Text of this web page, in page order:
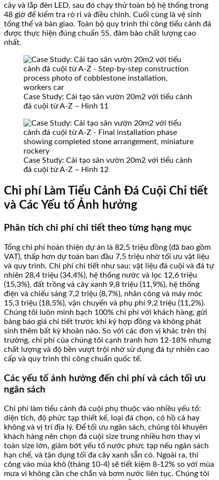
cây và lắp đèn LED, sau đó chạy thử toàn bộ hệ thống trong
48 giờ để kiểm tra rò rỉ và điều chỉnh. Cuối cùng là vệ sinh
tổng thể và bàn giao. Toàn bộ quy trình thi công tiểu cảnh đá
được thực hiện đúng chuẩn 5S, đảm bảo chất lượng cao
nhất.
Case Study: Cải tạo sân vườn 20m2 với tiểu cảnh
đá cuội từ A-Z – Hình 11
Case Study: Cải tạo sân vườn 20m2 với tiểu cảnh
đá cuội từ A-Z – Hình 12
Chi phí Làm Tiểu Cảnh Đá Cuội Chi tiết
và Các Yếu tố Ảnh hưởng
Phân tích chi phí chi tiết theo từng hạng mục
Tổng chi phí hoàn thiện dự án là 82,5 triệu đồng (đã bao gồm
VAT), thấp hơn dự toán ban đầu 7,5 triệu nhờ tối ưu vật liệu
và quy trình. Chi phí chi tiết như sau: vật liệu đá cuội và đá tự
nhiên 28,4 triệu (34,4%), hệ thống nước và lọc 12,6 triệu
(15,3%), đất trồng và cây xanh 9,8 triệu (11,9%), hệ thống
điện và chiếu sáng 7,2 triệu (8,7%), nhân công và máy móc
15,3 triệu (18,5%), vận chuyển và phụ phí 9,2 triệu (11,2%).
Chúng tôi luôn minh bạch 100% chi phí với khách hàng, gửi
bảng báo giá chi tiết trước khi ký hợp đồng và không phát
sinh thêm bất kỳ khoản nào. So với các đơn vị khác trên thị
trường, chi phí của chúng tôi cạnh tranh hơn 12-18% nhưng
chất lượng và độ bền vượt trội nhờ sử dụng đá tự nhiên cao
cấp và quy trình thi công chuẩn quốc tế.
Các yếu tố ảnh hưởng đến chi phí và cách tối ưu
ngân sách
Chi phí làm tiểu cảnh đá cuội phụ thuộc vào nhiều yếu tố:
diện tích, độ phức tạp thiết kế, loại đá chọn, có hồ cá hay
không và vị trí địa lý. Để tối ưu ngân sách, chúng tôi khuyên
khách hàng nên chọn đá cuội size trung nhiều hơn thay vì
toàn size lớn, giảm bớt yếu tố nước phức tạp nếu ngân sách
hạn chế, và tận dụng tối đa cây xanh sẵn có. Ngoài ra, thi
công vào mùa khô (tháng 10-4) sẽ tiết kiệm 8-12% so với mùa
mưa vì không cần che chắn và bơm nước liên tục. Chúng tôi